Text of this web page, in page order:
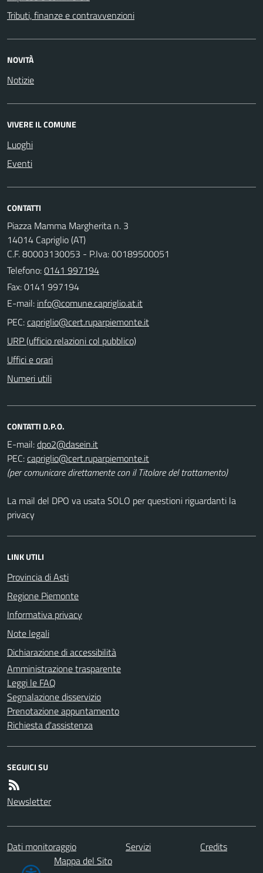
Tributi, finanze e contravvenzioni
NOVITÀ
Notizie
VIVERE IL COMUNE
Luoghi
Eventi
CONTATTI
Piazza Mamma Margherita n. 3
14014 Capriglio (AT)
C.F. 80003130053 - P.Iva: 00189500051
Telefono:0141 997194
Fax: 0141 997194
E-mail:
PEC:
URP (ufficio relazioni col pubblico)
Uffici e orari
Numeri utili
CONTATTI D.P.O.
E-mail:
PEC:
(per comunicare direttamente con il Titolare del trattamento)
La mail del DPO va usata SOLO per questioni riguardanti la
privacy
LINK UTILI
Provincia di Asti
Regione Piemonte
Informativa privacy
Note legali
Dichiarazione di accessibilità
Amministrazione trasparente
Leggi le FAQ
Segnalazione disservizio
Prenotazione appuntamento
Richiesta d'assistenza
SEGUICI SU
Newsletter
Dati monitoraggio Servizi
Credits
Mappa del Sito